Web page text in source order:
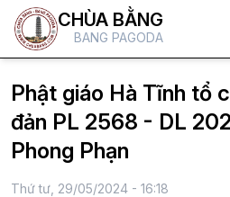
CHÙA BẰNG
BANG PAGODA
Phật giáo Hà Tĩnh tổ
đản PL 2568 - DL
Phong Phạn
Thứ tư, 29/05/2024 - 16:18